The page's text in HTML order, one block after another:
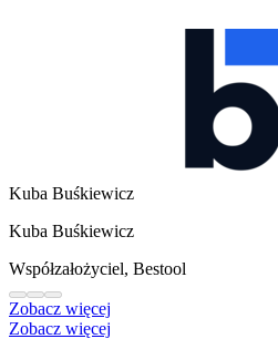
Kuba Buśkiewicz
Kuba Buśkiewicz
Współzałożyciel, Bestool
Zobacz więcej
Zobacz więcej